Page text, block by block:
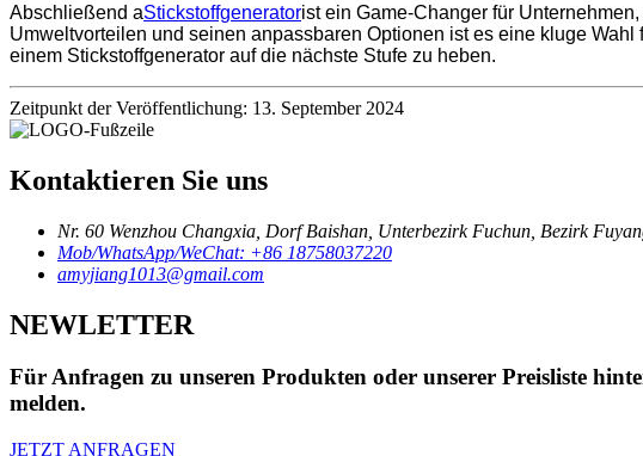
Abschließend aStickstoffgeneratorist ein Game-Changer für
Umweltvorteilen und seinen anpassbaren Optionen ist es eine kluge
einem Stickstoffgenerator auf die nächste Stufe zu heben.
Zeitpunkt der Veröffentlichung: 13. September 2024
Kontaktieren Sie uns
Nr. 60 Wenzhou Changxia, Dorf Baishan, Unterbezirk Fuchun, Bezirk
Mob/WhatsApp/WeChat: +86 18758037220
amyjiang1013@gmail.com
NEWLETTER
Für Anfragen zu unseren Produkten oder unserer Preisliste
melden.
JETZT ANFRAGEN